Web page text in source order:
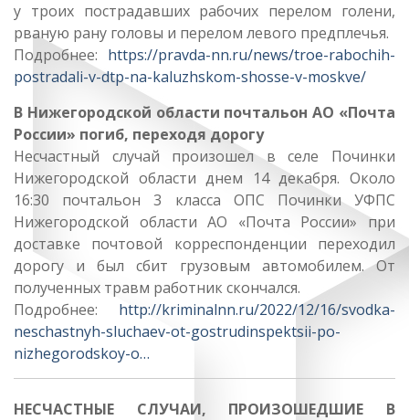
у троих пострадавших рабочих перелом голени,
рваную рану головы и перелом левого предплечья.
Подробнее: https://pravda-nn.ru/news/troe-rabochih-
postradali-v-dtp-na-kaluzhskom-shosse-v-moskve/
В Нижегородской области почтальон АО «Почта
России» погиб, переходя дорогу
Несчастный случай произошел в селе Починки
Нижегородской области днем 14 декабря. Около
16:30 почтальон 3 класса ОПС Починки УФПС
Нижегородской области АО «Почта России» при
доставке почтовой корреспонденции переходил
дорогу и был сбит грузовым автомобилем. От
полученных травм работник скончался.
Подробнее: http://kriminalnn.ru/2022/12/16/svodka-
neschastnyh-sluchaev-ot-gostrudinspektsii-po-
nizhegorodskoy-o…
НЕСЧАСТНЫЕ СЛУЧАИ, ПРОИЗОШЕДШИЕ В